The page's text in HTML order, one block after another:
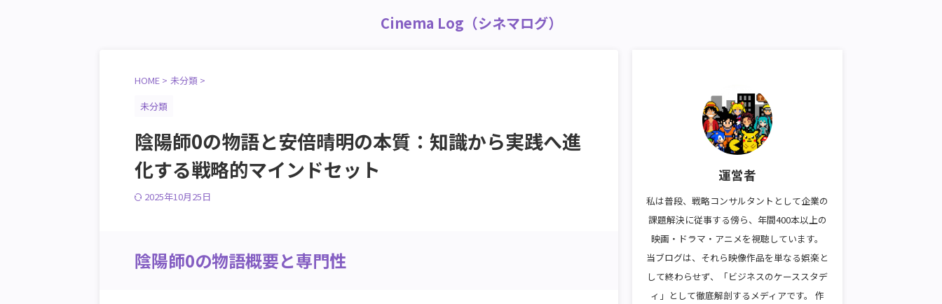
Cinema Log（シネマログ）
HOME > 未分類 >
未分類
陰陽師0の物語と安倍晴明の本質：知識から実践へ進
化する戦略的マインドセット
2025年10月25日
陰陽師0の物語概要と専門性
運営者
私は普段、戦略コンサルタントとして企業の
課題解決に従事する傍ら、年間400本以上の
映画・ドラマ・アニメを視聴しています。
当ブログは、それら映像作品を単なる娯楽と
して終わらせず、「ビジネスのケーススタデ
ィ」として徹底解剖するメディアです。 作